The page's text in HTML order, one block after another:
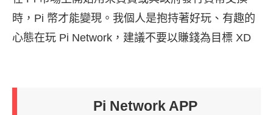
時，Pi 幣才能變現。我個人是抱持著好玩、有趣的
心態在玩 Pi Network，建議不要以賺錢為目標 XD
Pi Network APP